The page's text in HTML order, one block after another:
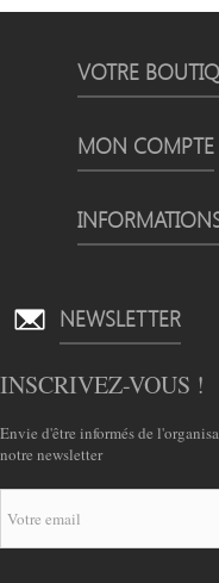
VOTRE
MON COMPTE
NEWSLETTER
INSCRIVEZ-VOUS !
Envie d'être informés de
notre newsletter